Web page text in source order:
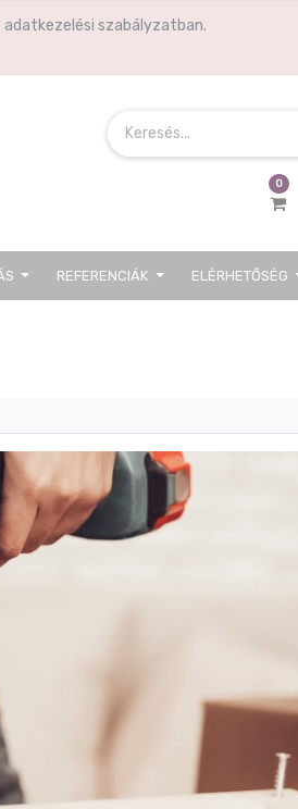
adatkezelési szabályzatban.
0
REFERENCIÁK ELÉRHETŐSÉG